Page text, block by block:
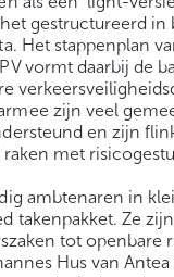
gestructureerd in
Het stappenplan
vormt daarbij de
zijn veel
en zijn
met
ambtenaren in
takenpakket. Ze
tot openbare
Hus van Antea